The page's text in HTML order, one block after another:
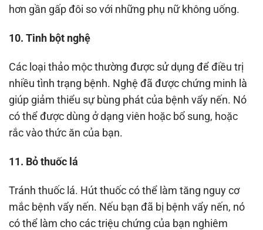
hơn gần gấp đôi so với những phụ nữ không uống.
10. Tinh bột nghệ
Các loại thảo mộc thường được sử dụng để điều trị
nhiều tình trạng bệnh. Nghệ đã được chứng minh là
giúp giảm thiểu sự bùng phát của bệnh vẩy nến. Nó
có thể được dùng ở dạng viên hoặc bổ sung, hoặc
rắc vào thức ăn của bạn.
11. Bỏ thuốc lá
Tránh thuốc lá. Hút thuốc có thể làm tăng nguy cơ
mắc bệnh vẩy nến. Nếu bạn đã bị bệnh vẩy nến, nó
có thể làm cho các triệu chứng của bạn nghiêm